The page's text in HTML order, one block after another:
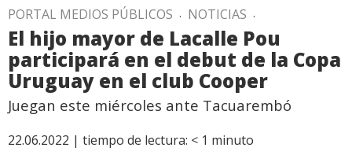
PORTAL MEDIOS PÚBLICOS . NOTICIAS .
El hijo mayor de Lacalle Pou
participará en el debut de la Copa
Uruguay en el club Cooper
Juegan este miércoles ante Tacuarembó
22.06.2022 | tiempo de lectura: < 1 minuto